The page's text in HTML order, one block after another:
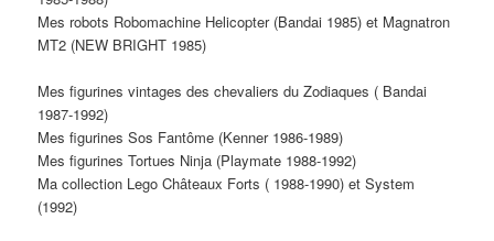
Mes robots Robomachine Helicopter (Bandai 1985) et Magnatron
MT2 (NEW BRIGHT 1985)
Mes figurines vintages des chevaliers du Zodiaques ( Bandai
1987-1992)
Mes figurines Sos Fantôme (Kenner 1986-1989)
Mes figurines Tortues Ninja (Playmate 1988-1992)
Ma collection Lego Châteaux Forts ( 1988-1990) et System
(1992)